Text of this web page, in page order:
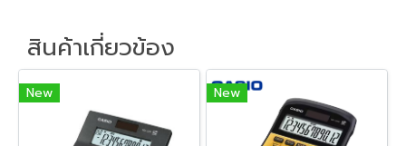
สินค้าเกี่ยวข้อง
New New